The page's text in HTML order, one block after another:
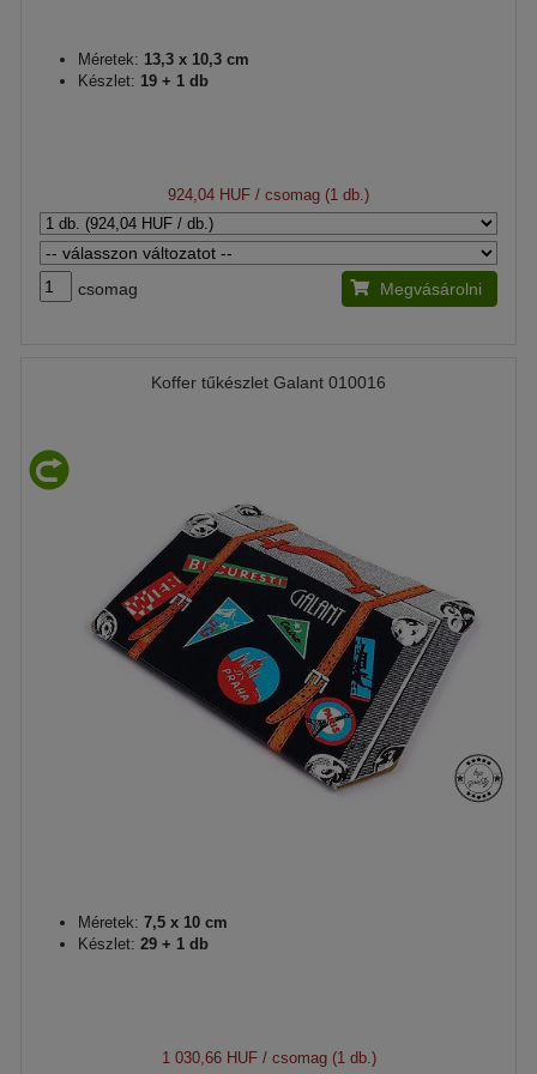
Méretek: 13,3 x 10,3 cm
Készlet: 19 + 1 db
924,04 HUF / csomag (1 db.)
csomag Megvásárolni
Koffer tűkészlet Galant 010016
Méretek: 7,5 x 10 cm
Készlet: 29 + 1 db
1 030,66 HUF/ csomag (1 db.)